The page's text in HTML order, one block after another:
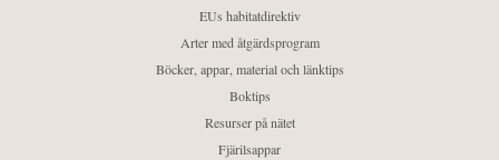
EUs habitatdirektiv
Arter med åtgärdsprogram
Böcker, appar, material och länktips
Boktips
Resurser på nätet
Fjärilsappar